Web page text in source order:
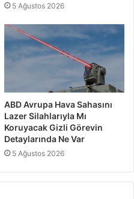
5 Ağustos 2026
ABD Avrupa Hava Sahasını
Lazer Silahlarıyla Mı
Koruyacak Gizli Görevin
Detaylarında Ne Var
5 Ağustos 2026